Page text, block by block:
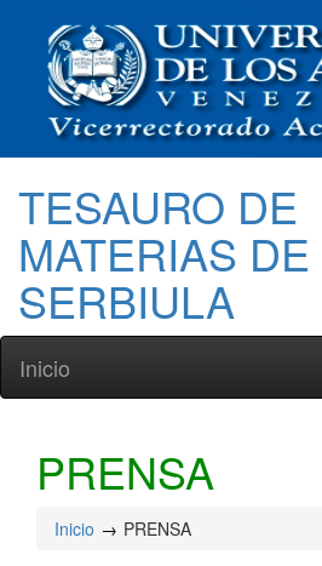
TESAURO DE
MATERIAS DE
SERBIULA
Inicio
PRENSA
Inicio PRENSA